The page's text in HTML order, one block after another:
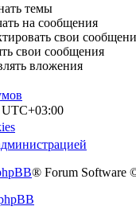
темы
на сообщения
свои
свои сообщения
вложения
UTC+03:00
® Forum Software